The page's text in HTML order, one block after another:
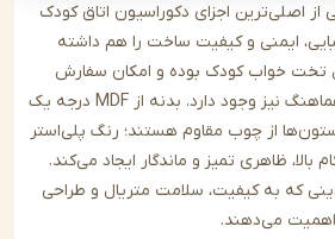
اجزای دکوراسیون اتاق کودک
و کیفیت ساخت را هم داشته
کودک بوده و امکان سفارش
کمد، دراور و میز تحریر هماهنگ نیز وجود دارد. بدنه از MDF درجه یک
چوب مقاوم هستند؛ رنگ پلی‌استر
تمیز و ماندگار ایجاد می‌کند.
کیفیت، سلامت متریال و طراحی